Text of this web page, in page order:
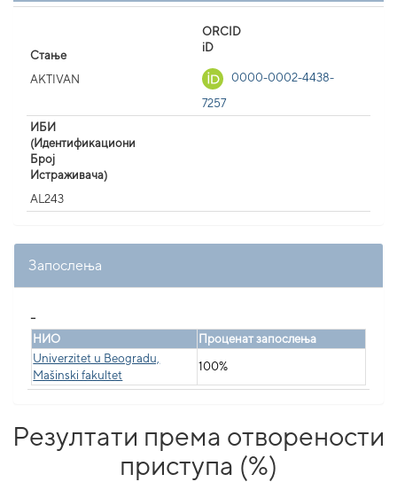
Стање
AKTIVAN
ORCID
iD
0000-0002-4438-
7257
ИБИ
(Идентификациони
Број
Истраживача)
AL243
Запослења
НИО
Проценат запослења
Univerzitet u Beogradu,
Mašinski fakultet
100%
Резултати према отворености
приступа (%)